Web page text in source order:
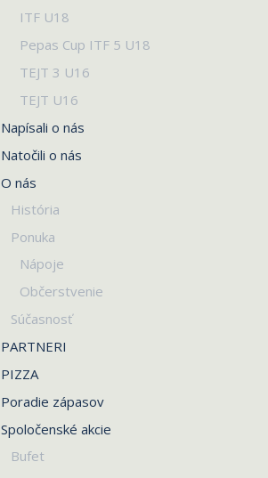
ITF U18
Pepas Cup ITF 5 U18
TEJT 3 U16
TEJT U16
Napísali o nás
Natočili o nás
O nás
História
Ponuka
Nápoje
Občerstvenie
Súčasnosť
PARTNERI
PIZZA
Poradie zápasov
Spoločenské akcie
Bufet